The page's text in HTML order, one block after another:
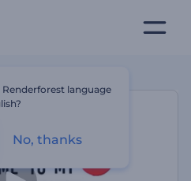
language
No, thanks